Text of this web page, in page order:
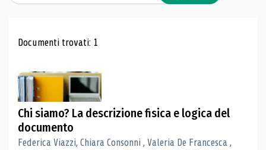
Risultati di ricerca
Documenti trovati: 1
Chi siamo? La descrizione fisica e logica del
documento
Federica Viazzi, Chiara Consonni , Valeria De Francesca ,